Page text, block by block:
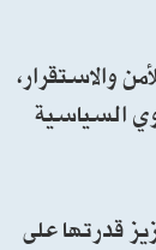
والاستقرار،
السياسية
قدرتها على